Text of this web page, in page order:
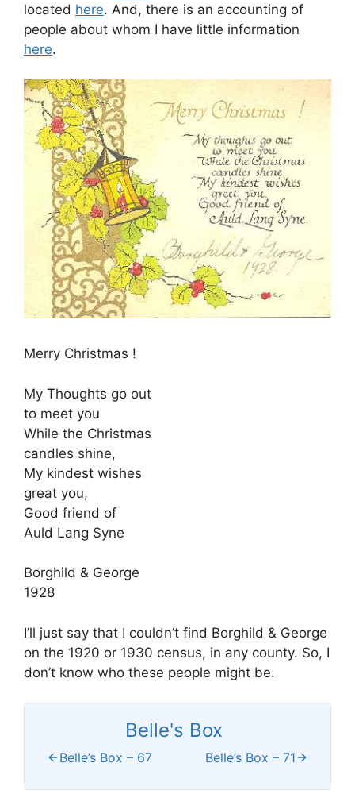
located here. And, there is an accounting of
people about whom I have little information
here.
Merry Christmas !
My Thoughts go out
to meet you
While the Christmas
candles shine,
My kindest wishes
great you,
Good friend of
Auld Lang Syne
Borghild & George
1928
I’ll just say that I couldn’t find Borghild & George
on the 1920 or 1930 census, in any county. So, I
don’t know who these people might be.
Belle's Box
Belle’s Box – 67 Belle’s Box – 71